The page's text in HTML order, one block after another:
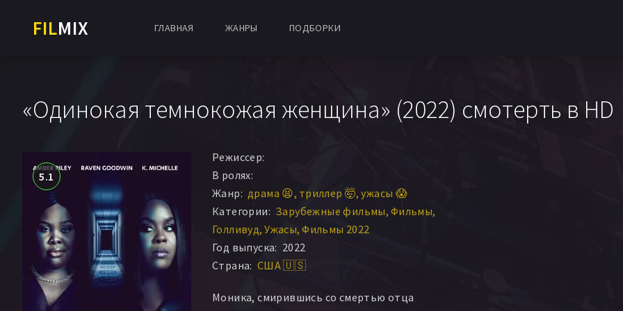
FILMIX ГЛАВНАЯ ЖАНРЫ ПОДБОРКИ
«Одинокая темнокожая женщина» (2022) смотерть в HD
5.1
Режиссер:
В ролях:
Жанр: драма 😫 триллер 🤯 ужасы 😱
Категории: Зарубежные фильмы Фильмы
Голливуд Ужасы Фильмы 2022
Год выпуска: 2022
Страна: США 🇺🇸
Моника, смирившись со смертью отца